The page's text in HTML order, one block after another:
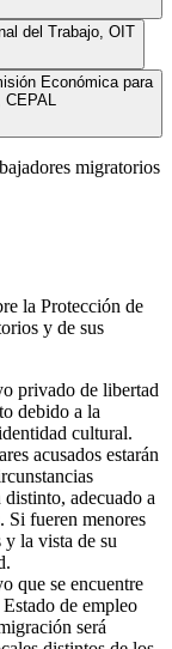
del Trabajo, OIT
Económica para
CEPAL
migratorios
la Protección de
y de sus
privado de libertad
debido a la
cultural.
acusados estarán
adecuado a
Si fueren menores
y la vista de su
que se encuentre
de empleo
será